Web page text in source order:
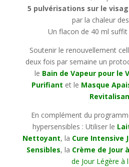
5 pulvérisations sur le
par la chaleur
Un flacon de 40 ml suffit
Soutenir le renouvellement
deux fois par semaine un
le Bain de Vapeur pour le
Purifiant et le Masque
En complément du
hypersensibles : Utiliser le
Nettoyant, la Cure Intensive
Sensibles, la Crème de Jour
de Jour Légère à